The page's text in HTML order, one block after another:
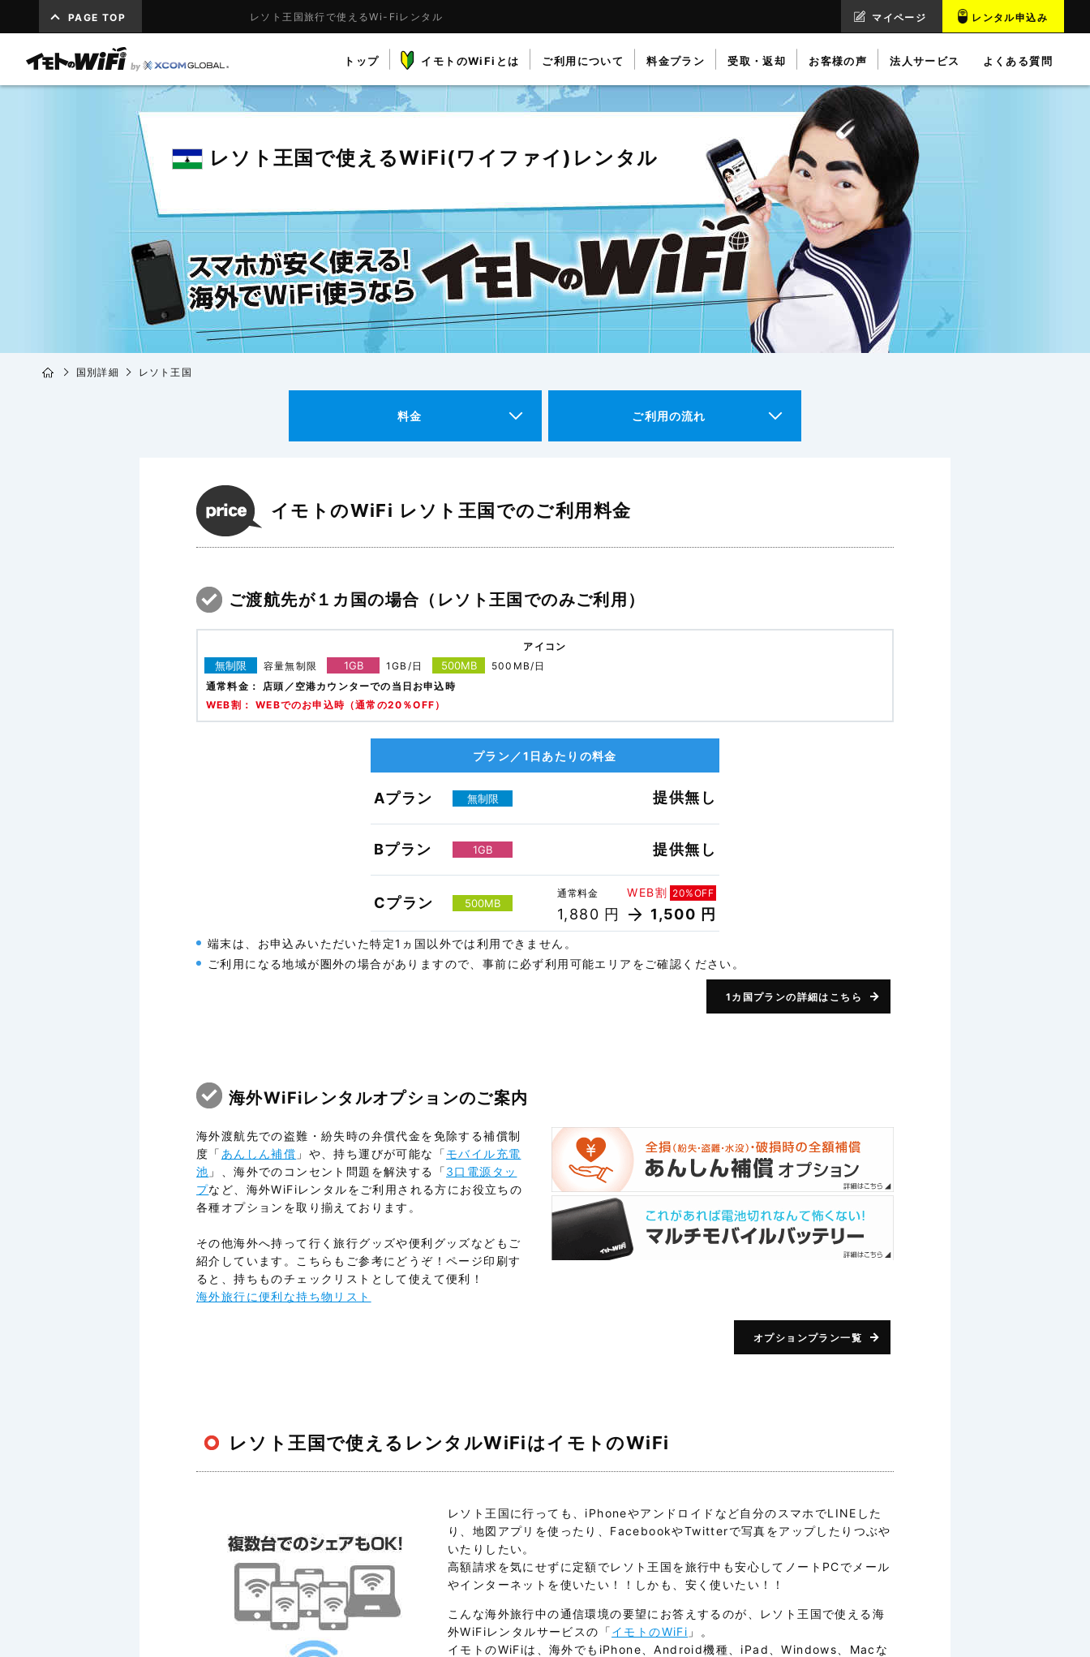
レソト王国旅行で使えるWi-Fiレンタル
PAGE TOP マイページ レンタル申込み
トップ イモトのWiFiとは ご利用について 料金プラン 受取・返却 お客様の声 法人サービス よくある質問
レソト王国で使えるWiFi(ワイファイ)レンタル
国別詳細 レソト王国
料金 ご利用の流れ
イモトのWiFi レソト王国でのご利用料金
ご渡航先が１カ国の場合（レソト王国でのみご利用）
アイコン
無制限 容量無制限 1GB 1GB/日 500MB
500MB/日
通常料金：
店頭／空港カウンターでの当日お申込時
WEB割： WEBでのお申込時（通常の20％OFF）
プラン／1日あたりの料金
Aプラン 無制限 提供無し
Bプラン 1GB 提供無し
Cプラン 500MB
通常料金 WEB割 20%OFF
1,880 円 1,500 円
端末は、お申込みいただいた特定1ヵ国以外では利用できません。
ご利用になる地域が圏外の場合がありますので、事前に必ず利用可能エリアをご確認ください。
1カ国プランの詳細はこちら
海外WiFiレンタルオプションのご案内
海外渡航先での盗難・紛失時の弁償代金を免除する補償制
度「 あんしん補償 」や、持ち運びが可能な「モバイル充電
池 」、海外でのコンセント問題を解決する「3口電源タッ
プなど、海外WiFiレンタルをご利用される方にお役立ちの
各種オプションを取り揃えております。
その他海外へ持って行く旅行グッズや便利グッズなどもご
紹介しています。こちらもご参考にどうぞ！ページ印刷す
ると、持ちものチェックリストとして使えて便利！
海外旅行に便利な持ち物リスト
オプションプラン一覧
レソト王国で使えるレンタルWiFiはイモトのWiFi
レソト王国に行っても、iPhoneやアンドロイドなど自分のスマホでLINEした
り、地図アプリを使ったり、FacebookやTwitterで写真をアップしたりつぶや
いたりしたい。
高額請求を気にせずに定額でレソト王国を旅行中も安心してノートPCでメール
やインターネットを使いたい！！しかも、安く使いたい！！
こんな海外旅行中の通信環境の要望にお答えするのが、レソト王国で使える海
外WiFiレンタルサービスの「イモトのWiFi 」。
イモトのWiFiは、海外でもiPhone、Android機種、iPad、Windows、Macな